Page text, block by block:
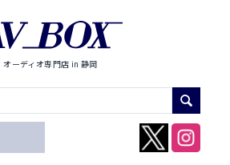
オーディオ専門店 in 静岡